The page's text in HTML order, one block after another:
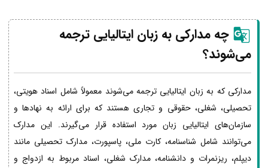
چه مدارکی به زبان ایتالیایی ترجمه
می‌شوند؟
مدارکی که به زبان ایتالیایی ترجمه می‌شوند معمولاً شامل اسناد هویتی،
تحصیلی، شغلی، حقوقی و تجاری هستند که برای ارائه به نهادها و
سازمان‌های ایتالیایی زبان مورد استفاده قرار می‌گیرند. این مدارک
می‌توانند شامل شناسنامه، کارت ملی، پاسپورت، مدارک تحصیلی مانند
دیپلم، ریزنمرات و دانشنامه، مدارک شغلی، اسناد مربوط به ازدواج و